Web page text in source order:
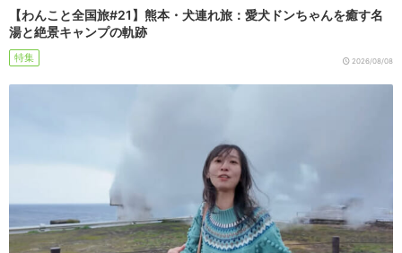
【わんこと全国旅#21】熊本・犬連れ旅：愛犬ドンちゃんを癒す名
湯と絶景キャンプの軌跡
特集 2026/08/08